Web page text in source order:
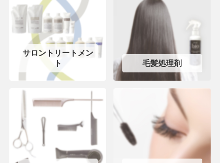
サロントリートメン
ト
毛髪処理剤